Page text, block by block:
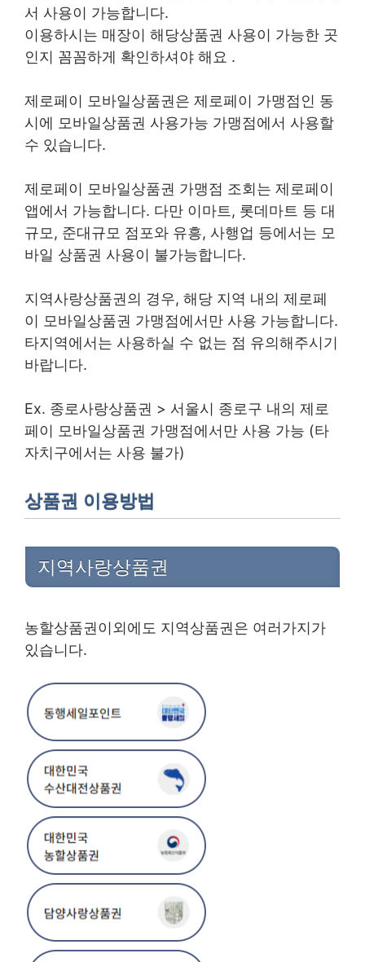
서 사용이 가능합니다.
이용하시는 매장이 해당상품권 사용이 가능한 곳
인지 꼼꼼하게 확인하셔야 해요 .
제로페이 모바일상품권은 제로페이 가맹점인 동
시에 모바일상품권 사용가능 가맹점에서 사용할
수 있습니다.
제로페이 모바일상품권 가맹점 조회는 제로페이
앱에서 가능합니다. 다만 이마트, 롯데마트 등 대
규모, 준대규모 점포와 유흥, 사행업 등에서는 모
바일 상품권 사용이 불가능합니다.
지역사랑상품권의 경우, 해당 지역 내의 제로페
이 모바일상품권 가맹점에서만 사용 가능합니다.
타지역에서는 사용하실 수 없는 점 유의해주시기
바랍니다.
Ex. 종로사랑상품권 > 서울시 종로구 내의 제로
페이 모바일상품권 가맹점에서만 사용 가능 (타
자치구에서는 사용 불가)
상품권 이용방법
지역사랑상품권
농할상품권이외에도 지역상품권은 여러가지가
있습니다.